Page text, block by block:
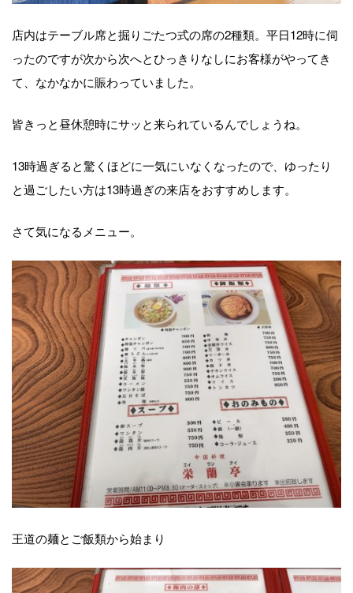
店内はテーブル席と掘りごたつ式の席の2種類。平日12時に伺
ったのですが次から次へとひっきりなしにお客様がやってき
て、なかなかに賑わっていました。
皆きっと昼休憩時にサッと来られているんでしょうね。
13時過ぎると驚くほどに一気にいなくなったので、ゆったり
と過ごしたい方は13時過ぎの来店をおすすめします。
さて気になるメニュー。
王道の麺とご飯類から始まり